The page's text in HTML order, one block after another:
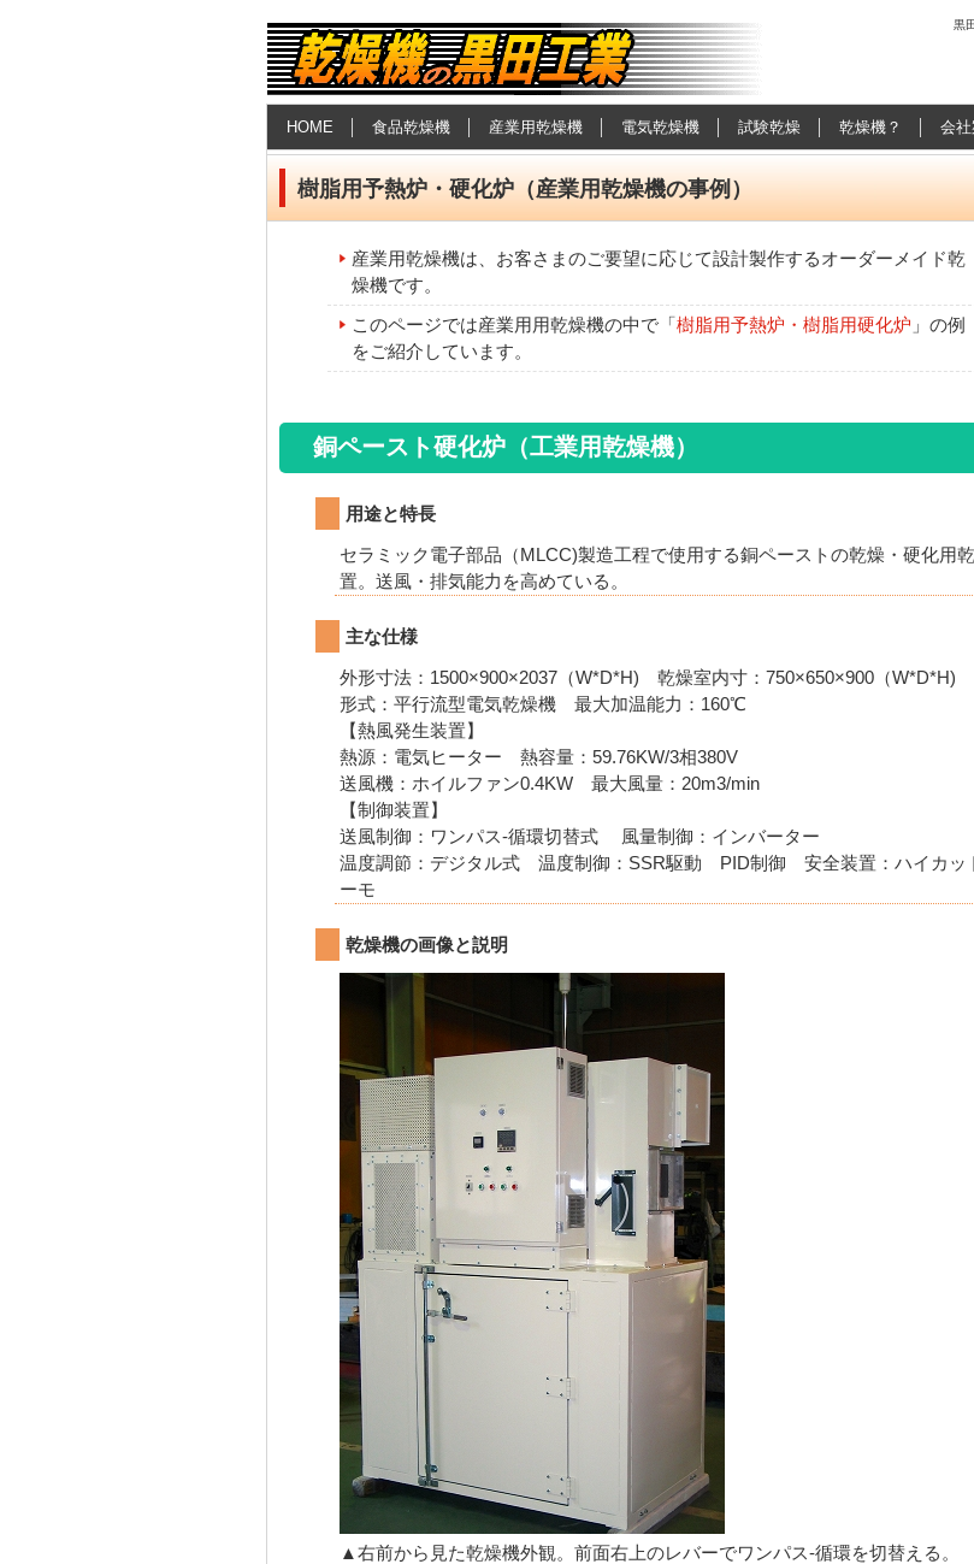
食品乾燥機・産業用乾燥機の黒田工
業
黒
HOME 食品乾燥機 産業用乾燥機 電気乾燥機 試験乾燥 乾燥機？ 会
樹脂用予熱炉・硬化炉（産業用乾燥機の事例）
産業用乾燥機は、お客さまのご要望に応じて設計製作するオーダーメイド乾
燥機です。
このページでは産業用用乾燥機の中で「樹脂用予熱炉・樹脂用硬化炉 」の例
をご紹介しています。
銅ペースト硬化炉（工業用乾燥機）
用途と特長
セラミック電子部品（MLCC)製造工程で使用する銅ペーストの乾燥・硬化用
置。送風・排気能力を高めている。
主な仕様
外形寸法：1500×900×2037（W*D*H) 乾燥室内寸：750×650×900（W*D*H)
形式：平行流型電気乾燥機 最大加温能力：160℃
【熱風発生装置】
熱源：電気ヒーター 熱容量：59.76KW/3相380V
送風機：ホイルファン0.4KW 最大風量：20m3/min
【制御装置】
送風制御：ワンパス-循環切替式 風量制御：インバーター
温度調節：デジタル式 温度制御：SSR駆動 PID制御 安全装置：ハイカッ
ーモ
乾燥機の画像と説明
▲右前から見た乾燥機外観。前面右上のレバーでワンパス-循環を切替える。